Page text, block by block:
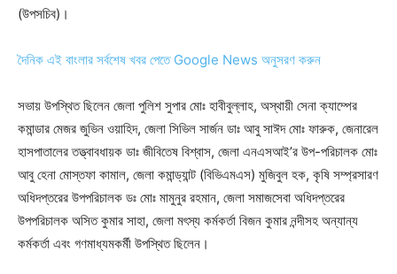
(উপসচিব)।
দৈনিক এই বাংলার সর্বশেষ খবর পেতে Google News অনুসরণ করুন
সভায় উপস্থিত ছিলেন জেলা পুলিশ সুপার মোঃ হাবীবুল্লাহ, অস্থায়ী সেনা ক্যাম্পের
কমান্ডার মেজর জুভিন ওয়াহিদ, জেলা সিভিল সার্জন ডাঃ আবু সাঈদ মোঃ ফারুক, জেনারেল
হাসপাতালের তত্ত্বাবধায়ক ডাঃ জীবিতেষ বিশ্বাস, জেলা এনএসআই’র উপ-পরিচালক মোঃ
আবু হেনা মোস্তফা কামাল, জেলা কমান্ড্যান্ট (বিভিএমএস) মুজিবুল হক, কৃষি সম্প্রসারণ
অধিদপ্তরের উপপরিচালক ডঃ মোঃ মামুনুর রহমান, জেলা সমাজসেবা অধিদপ্তরের
উপপরিচালক অসিত কুমার সাহা, জেলা মৎস্য কর্মকর্তা বিজন কুমার নন্দীসহ অন্যান্য
কর্মকর্তা এবং গণমাধ্যমকর্মী উপস্থিত ছিলেন।